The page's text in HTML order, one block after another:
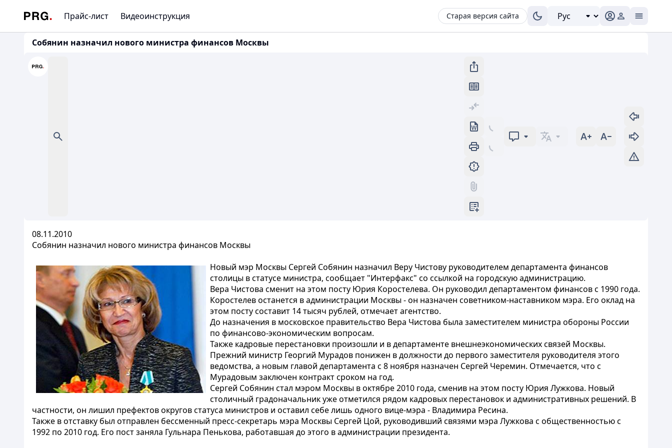
Прайс-лист Видеоинструкция Старая версия сайта
Собянин назначил нового министра финансов Москвы
08.11.2010
Собянин назначил нового министра финансов Москвы
Новый мэр Москвы Сергей Собянин назначил Веру Чистову руководителем департамента финансов
столицы в статусе министра, сообщает "Интерфакс" со ссылкой на городскую администрацию.
Вера Чистова сменит на этом посту Юрия Коростелева. Он руководил департаментом финансов с 1990 года.
Коростелев останется в администрации Москвы - он назначен советником-наставником мэра. Его оклад на
этом посту составит 14 тысяч рублей, отмечает агентство.
До назначения в московское правительство Вера Чистова была заместителем министра обороны России
по финансово-экономическим вопросам.
Также кадровые перестановки произошли и в департаменте внешнеэкономических связей Москвы.
Прежний министр Георгий Мурадов понижен в должности до первого заместителя руководителя этого
ведомства, а новым главой департамента с 8 ноября назначен Сергей Черемин. Отмечается, что с
Мурадовым заключен контракт сроком на год.
Сергей Собянин стал мэром Москвы в октябре 2010 года, сменив на этом посту Юрия Лужкова. Новый
столичный градоначальник уже отметился рядом кадровых перестановок и административных решений. В
частности, он лишил префектов округов статуса министров и оставил себе лишь одного вице-мэра - Владимира Ресина.
Также в отставку был отправлен бессменный пресс-секретарь мэра Москвы Сергей Цой, руководивший связями мэра Лужкова с общественностью с
1992 по 2010 год. Его пост заняла Гульнара Пенькова, работавшая до этого в администрации президента.